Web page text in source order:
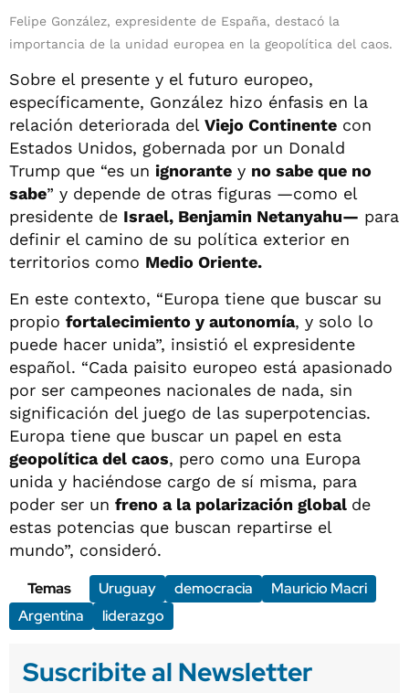
Felipe González, expresidente de España, destacó la
importancia de la unidad europea en la geopolítica del caos.
Sobre el presente y el futuro europeo,
específicamente, González hizo énfasis en la
relación deteriorada del Viejo Continente con
Estados Unidos, gobernada por un Donald
Trump que “es un ignorante y no sabe que no
sabe” y depende de otras figuras —como el
presidente de Israel, Benjamin Netanyahu— para
definir el camino de su política exterior en
territorios como Medio Oriente.
En este contexto, “Europa tiene que buscar su
propio fortalecimiento y autonomía, y solo lo
puede hacer unida”, insistió el expresidente
español. “Cada paisito europeo está apasionado
por ser campeones nacionales de nada, sin
significación del juego de las superpotencias.
Europa tiene que buscar un papel en esta
geopolítica del caos, pero como una Europa
unida y haciéndose cargo de sí misma, para
poder ser un freno a la polarización global de
estas potencias que buscan repartirse el
mundo”, consideró.
Temas
Uruguay democracia
Mauricio Macri
Argentina
liderazgo
Suscribite al Newsletter